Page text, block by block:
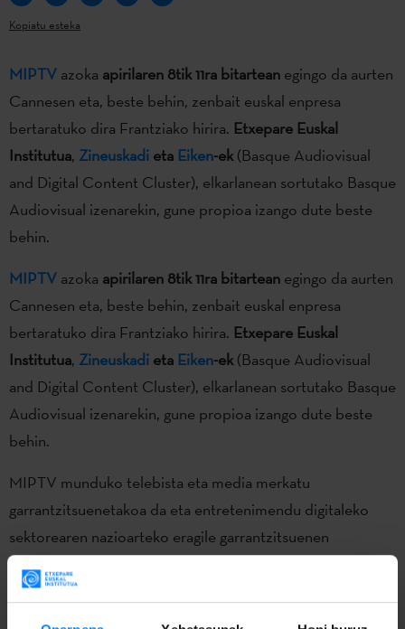
Kopiatu esteka
MIPTV azoka apirilaren 8tik 11ra bitartean egingo da aurten
Cannesen eta, beste behin, zenbait euskal enpresa
bertaratuko dira Frantziako hirira. Etxepare Euskal
Institutua, Zineuskadi eta Eiken-ek(Basque Audiovisual
and Digital Content Cluster), elkarlanean sortutako Basque
Audiovisual izenarekin, gune propioa izango dute beste
behin.
MIPTV azoka apirilaren 8tik 11ra bitartean egingo da aurten
Cannesen eta, beste behin, zenbait euskal enpresa
bertaratuko dira Frantziako hirira. Etxepare Euskal
Institutua, Zineuskadi eta Eiken-ek(Basque Audiovisual
and Digital Content Cluster), elkarlanean sortutako Basque
Audiovisual izenarekin, gune propioa izango dute beste
behin.
MIPTV munduko telebista eta media merkatu
garrantzitsuenetakoa da eta entretenimendu digitaleko
sektorearen nazioarteko eragile garrantzitsuenen
topagunea. Hori dela eta, merkatu hau aukera bikaina
izaten da erosleekin kontaktuak egin eta sektorearen